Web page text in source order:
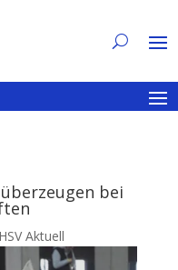
bei
HSV Aktuell